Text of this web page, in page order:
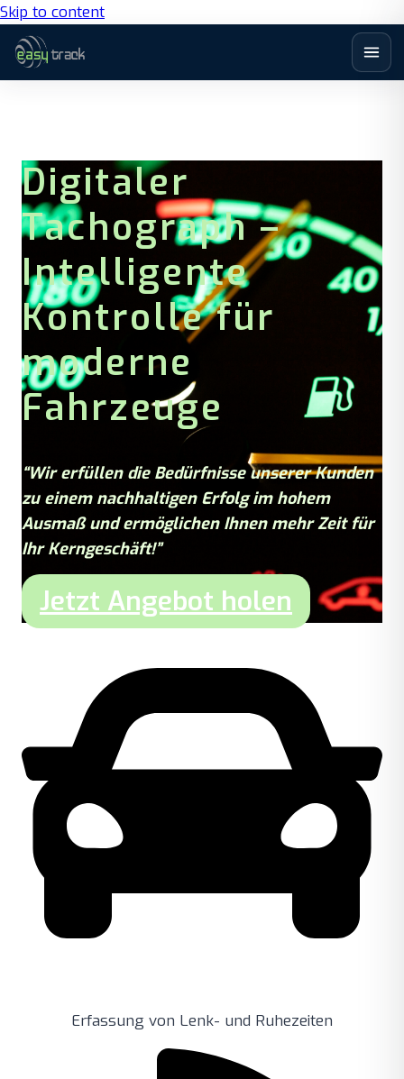
Skip to content
Digitaler
Tachograph –
Intelligente
Kontrolle für
moderne
Fahrzeuge
“Wir erfüllen die Bedürfnisse unserer Kunden
zu einem nachhaltigen Erfolg im hohem
Ausmaß und ermöglichen Ihnen mehr Zeit für
Ihr Kerngeschäft!”
Jetzt Angebot holen
Erfassung von Lenk- und Ruhezeiten